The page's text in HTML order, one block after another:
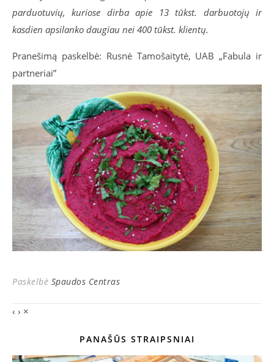
parduotuvių, kuriose dirba apie 13 tūkst. darbuotojų ir
kasdien apsilanko daugiau nei 400 tūkst. klientų.
Pranešimą paskelbė: Rusnė Tamošaitytė, UAB „Fabula ir
partneriai”
Paskelbė Spaudos Centras
‹ › ×
PANAŠŪS STRAIPSNIAI